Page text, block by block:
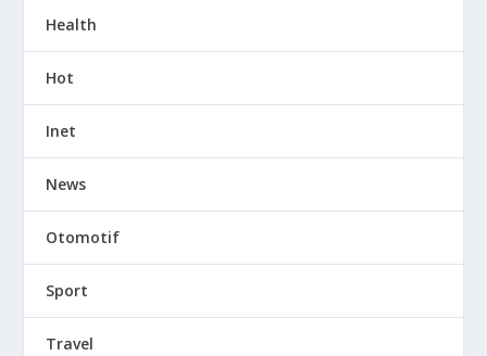
Health
Hot
Inet
News
Otomotif
Sport
Travel